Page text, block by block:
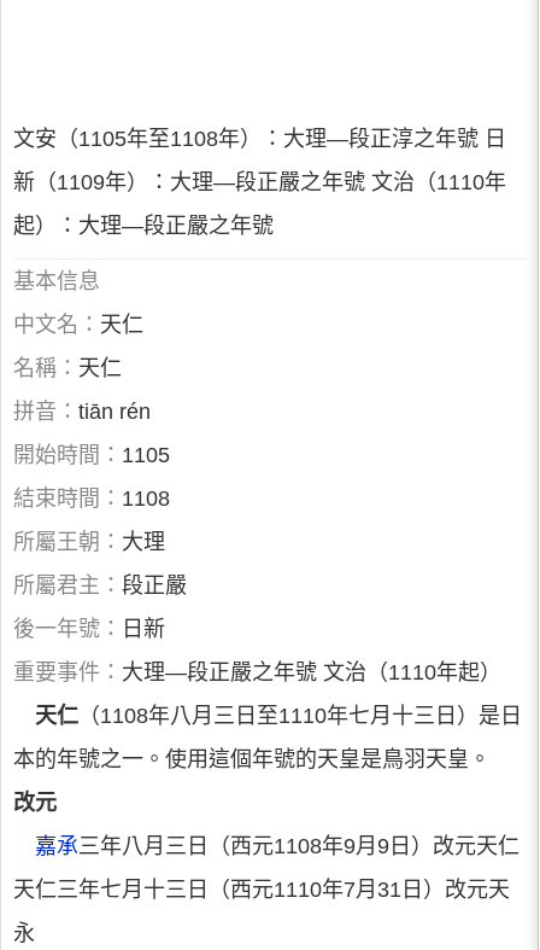
文安（1105年至1108年）：大理—段正淳之年號 日
新（1109年）：大理—段正嚴之年號 文治（1110年
起）：大理—段正嚴之年號
基本信息
中文名： 天仁
名稱： 天仁
拼音： tiān rén
開始時間： 1105
結束時間： 1108
所屬王朝： 大理
所屬君主： 段正嚴
後一年號： 日新
重要事件： 大理—段正嚴之年號 文治（1110年起）
天仁 （1108年八月三日至1110年七月十三日）是日
本的年號之一。使用這個年號的天皇是鳥羽天皇。
改元
嘉承三年八月三日（西元1108年9月9日）改元天仁
天仁三年七月十三日（西元1110年7月31日）改元天
永